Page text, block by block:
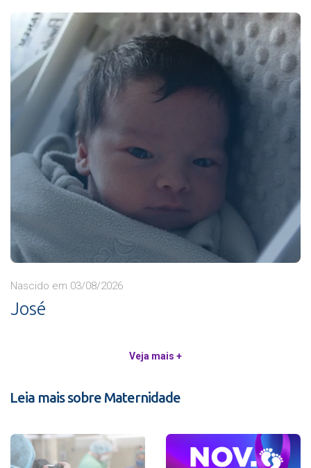
Nascido em 03/08/2026
José
Veja mais +
Leia mais sobre Maternidade